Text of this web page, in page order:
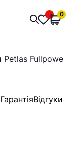
Пошук
товарів
0
Petlas Fullpower
ГарантіяВідгуки